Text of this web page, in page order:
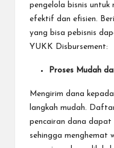
pengelola bisnis untuk
efektif dan efisien.
yang bisa pebisnis
YUKK Disbursement:
Proses Mudah
Mengirim dana
langkah mudah.
pencairan dana dapat
sehingga menghemat